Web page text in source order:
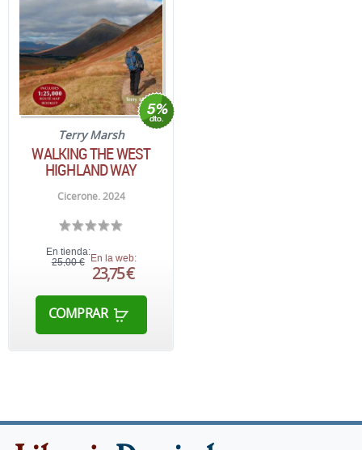
Terry Marsh
WALKING THE WEST
HIGHLAND WAY
Cicerone. 2024
En tienda:
25,00 € En la web:
23,75 €
COMPRAR